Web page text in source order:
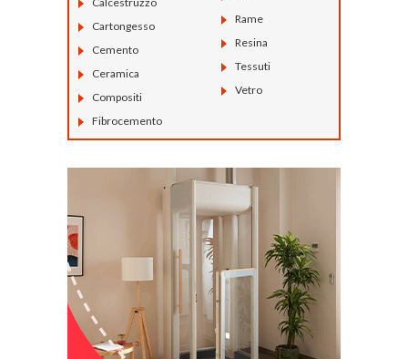
Cartongesso
Cemento
Ceramica
Compositi
Fibrocemento
Rame
Resina
Tessuti
Vetro